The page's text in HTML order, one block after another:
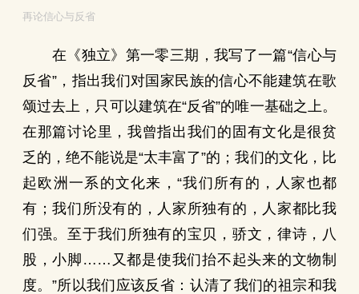
再论信心与反省
在《独立》第一零三期，我写了一篇“信心与
反省”，指出我们对国家民族的信心不能建筑在歌
颂过去上，只可以建筑在“反省”的唯一基础之上。
在那篇讨论里，我曾指出我们的固有文化是很贫
乏的，绝不能说是“太丰富了”的；我们的文化，比
起欧洲一系的文化来，“我们所有的，人家也都
有；我们所没有的，人家所独有的，人家都比我
们强。至于我们所独有的宝贝，骄文，律诗，八
股，小脚……又都是使我们抬不起头来的文物制
度。”所以我们应该反省：认清了我们的祖宗和我